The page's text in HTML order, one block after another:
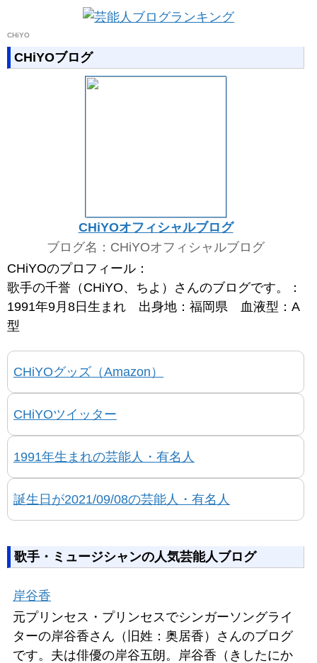
CHiYO
CHiYOブログ
CHiYOオフィシャルブログ
ブログ名：CHiYOオフィシャルブログ
CHiYOのプロフィール：
歌手の千誉（CHiYO、ちよ）さんのブログです。：
1991年9月8日生まれ 出身地：福岡県 血液型：A
型
CHiYOグッズ（Amazon）
CHiYOツイッター
1991年生まれの芸能人・有名人
誕生日が2021/09/08の芸能人・有名人
歌手・ミュージシャンの人気芸能人ブログ
岸谷香
元プリンセス・プリンセスでシンガーソングライ
ターの岸谷香さん（旧姓：奥居香）さんのブログ
です。夫は俳優の岸谷五朗。岸谷香（きしたにか